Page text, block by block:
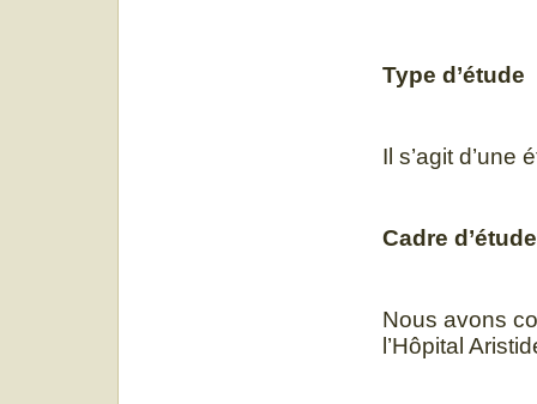
Type d’étude
Il s’agit d’une
Cadre d’étude
Nous avons
l’Hôpital